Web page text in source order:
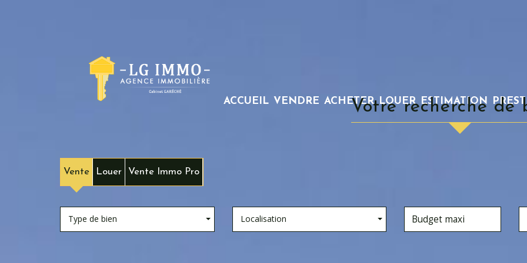
ACCUEIL VENDRE ACHETER LOUER ESTIMATION
Votre recherche de
Vente Louer Vente Immo Pro
Type de bien Localisation